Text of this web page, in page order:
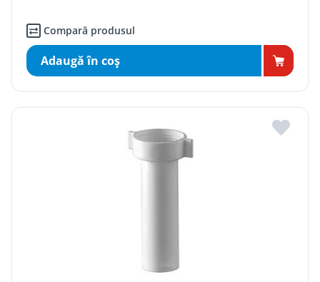
Compară produsul
Adaugă în coş